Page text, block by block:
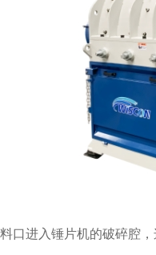
口进入锤片机的破碎腔，